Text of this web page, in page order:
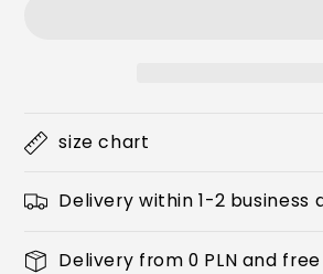
size chart
Delivery within 1-2 business
Delivery from 0 PLN and